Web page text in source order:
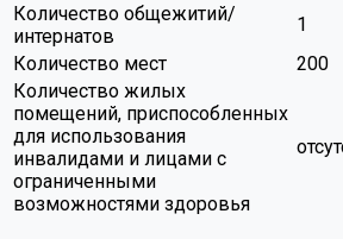
Количество общежитий/
интернатов
1
Количество мест
200
Количество жилых
помещений, приспособленных
для использования
инвалидами и лицами с
ограниченными
возможностями здоровья